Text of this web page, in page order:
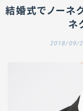
結婚式でノーネ
ネ
2018/09/